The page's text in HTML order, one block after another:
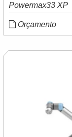
Powermax33 XP
Orçamento